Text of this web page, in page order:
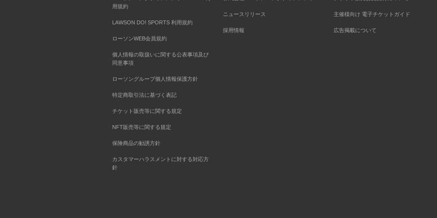
用規約
LAWSON DO! SPORTS 利用規約
ローソンWEB会員規約
個人情報の取扱いに関する公表事項及び
同意事項
ローソングループ個人情報保護方針
特定商取引法に基づく表記
チケット販売等に関する規定
NFT販売等に関する規定
保険商品の勧誘方針
カスタマーハラスメントに対する対応方
針
ニュースリリース
採用情報
主催様向け 電子チケットガイド
広告掲載について